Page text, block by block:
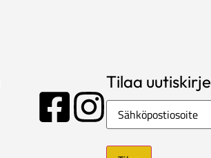
Tilaa uutiskirje
Sähköposti